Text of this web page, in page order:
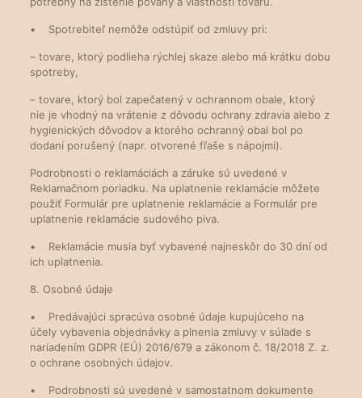
• Spotrebiteľ nemôže odstúpiť od zmluvy pri:
– tovare, ktorý podlieha rýchlej skaze alebo má krátku dobu
spotreby,
– tovare, ktorý bol zapečatený v ochrannom obale, ktorý
nie je vhodný na vrátenie z dôvodu ochrany zdravia alebo z
hygienických dôvodov a ktorého ochranný obal bol po
dodaní porušený (napr. otvorené fľaše s nápojmi).
Podrobnosti o reklamáciách a záruke sú uvedené v
Reklamačnom poriadku. Na uplatnenie reklamácie môžete
použiť Formulár pre uplatnenie reklamácie a Formulár pre
uplatnenie reklamácie sudového piva.
• Reklamácie musia byť vybavené najneskôr do 30 dní od
ich uplatnenia.
8. Osobné údaje
• Predávajúci spracúva osobné údaje kupujúceho na
účely vybavenia objednávky a plnenia zmluvy v súlade s
nariadením GDPR (EÚ) 2016/679 a zákonom č. 18/2018 Z. z.
o ochrane osobných údajov.
• Podrobnosti sú uvedené v samostatnom dokumente